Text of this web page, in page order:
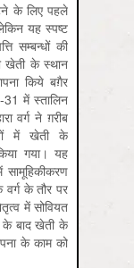
के लिए पहले
यह स्पष्ट
सम्बन्धों की
खेती के स्थान
किये बग़ैर
में स्तालिन
वर्ग ने ग़रीब
में खेती के
गया। यह
सामूहिकीकरण
के तौर पर
में सोवियत
के बाद खेती के
के काम को